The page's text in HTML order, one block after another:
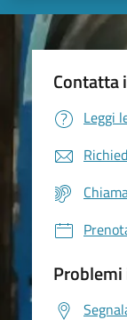
Contatta
Leggi